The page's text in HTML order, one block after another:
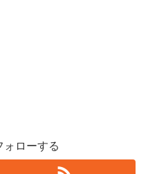
ォローする